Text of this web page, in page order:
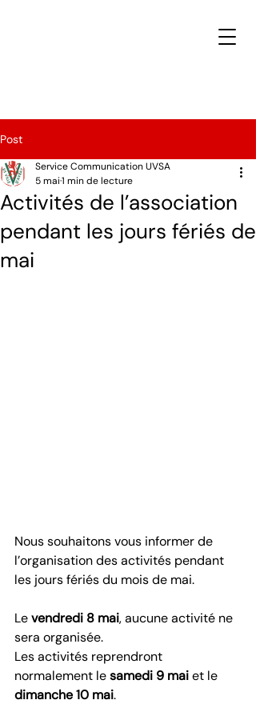
Post
Activités de l’association
pendant les jours fériés de
mai
Service Communication UVSA
5 mai1 min de lecture
Nous souhaitons vous informer de
l’organisation des activités pendant
les jours fériés du mois de mai.
Le vendredi 8 mai, aucune activité ne
sera organisée.
Les activités reprendront
normalement le samedi 9 mai et le
dimanche 10 mai.